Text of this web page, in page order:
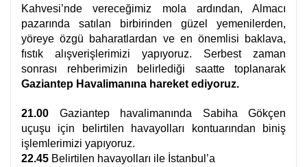
Kahvesi’nde vereceğimiz mola ardından, Almacı
pazarında satılan birbirinden güzel yemenilerden,
yöreye özgü baharatlardan ve en önemlisi baklava,
fıstık alışverişlerimizi yapıyoruz. Serbest zaman
sonrası rehberimizin belirlediği saatte toplanarak
Gaziantep Havalimanına hareket ediyoruz.
21.00 Gaziantep havalimanında Sabiha Gökçen
uçuşu için belirtilen havayolları kontuarından biniş
işlemlerimizi yapıyoruz.
22.45 Belirtilen havayolları ile İstanbul’a